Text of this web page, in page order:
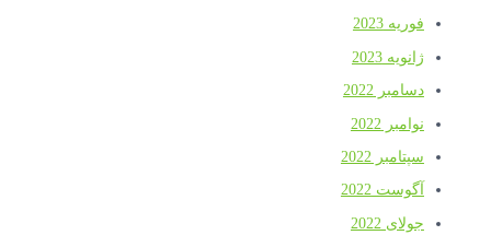
فوریه 2023
ژانویه 2023
دسامبر 2022
نوامبر 2022
سپتامبر 2022
آگوست 2022
جولای 2022